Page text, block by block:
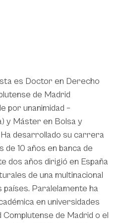
es Doctor en Derecho
de Madrid
por unanimidad –
y Máster en Bolsa y
desarrollado su carrera
10 años en banca de
dos años dirigió en España
de una multinacional
Paralelamente ha
en universidades
Complutense de Madrid o el